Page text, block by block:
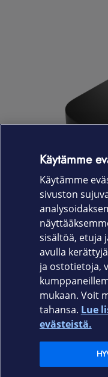
Elisa.fi
Elisa Oyj
Käytämme
Käytämme
sivuston
sisältöä, etuja
avulla
ja ostotietoja,
mukaan. Voit
tahansa. Lue
evästeistä.